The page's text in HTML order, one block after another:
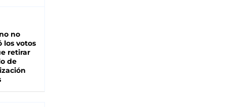
no
los votos
retirar
de